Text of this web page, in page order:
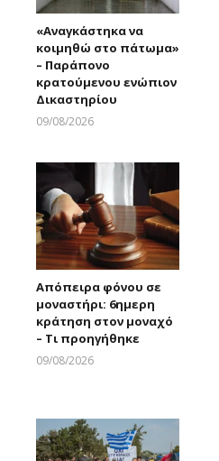
«Αναγκάστηκα να
κοιμηθώ στο πάτωμα»
– Παράπονο
κρατούμενου ενώπιον
Δικαστηρίου
09/08/2026
Απόπειρα φόνου σε
μοναστήρι: 6ημερη
κράτηση στον μοναχό
– Τι προηγήθηκε
09/08/2026